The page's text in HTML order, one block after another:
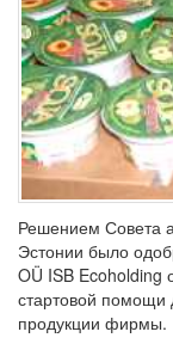
Решением Совета
Эстонии было
OÜ ISB Ecoholding
стартовой помощи
продукции фирмы.